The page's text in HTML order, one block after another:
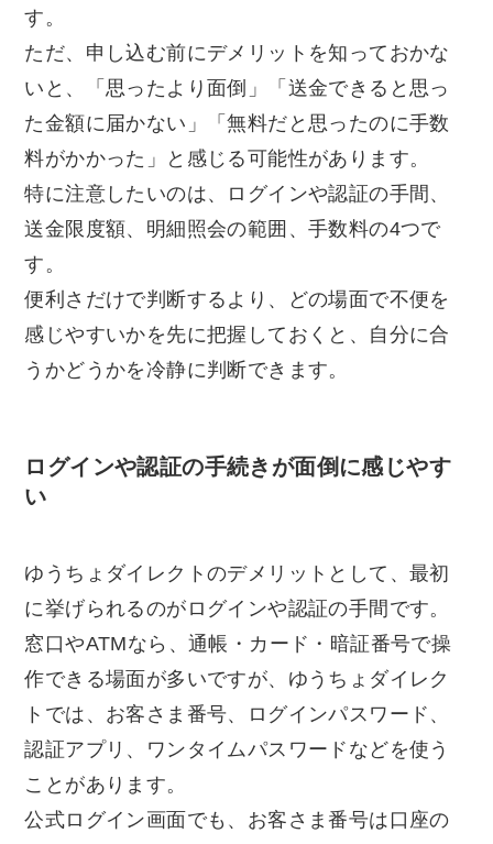
す。
ただ、申し込む前にデメリットを知っておかな
いと、「思ったより面倒」「送金できると思っ
た金額に届かない」「無料だと思ったのに手数
料がかかった」と感じる可能性があります。
特に注意したいのは、ログインや認証の手間、
送金限度額、明細照会の範囲、手数料の4つで
す。
便利さだけで判断するより、どの場面で不便を
感じやすいかを先に把握しておくと、自分に合
うかどうかを冷静に判断できます。
ログインや認証の手続きが面倒に感じやす
い
ゆうちょダイレクトのデメリットとして、最初
に挙げられるのがログインや認証の手間です。
窓口やATMなら、通帳・カード・暗証番号で操
作できる場面が多いですが、ゆうちょダイレク
トでは、お客さま番号、ログインパスワード、
認証アプリ、ワンタイムパスワードなどを使う
ことがあります。
公式ログイン画面でも、お客さま番号は口座の